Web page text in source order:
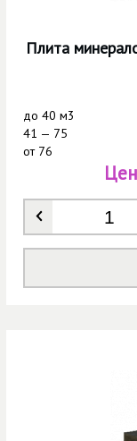
Плита
до 40 м3
41 — 75
от76